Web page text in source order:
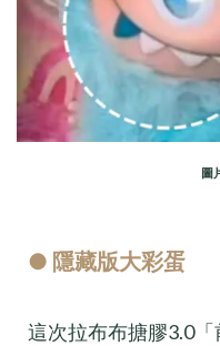
圖
● 隱藏版大彩蛋
這次拉布布搪膠3.0